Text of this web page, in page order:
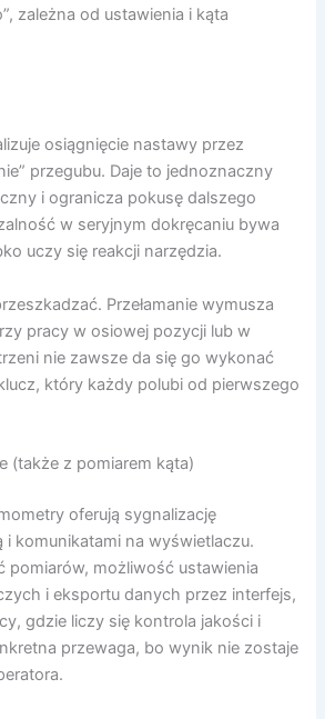
zależna od ustawienia i kąta
osiągnięcie nastawy przez
przegubu. Daje to jednoznaczny
i ogranicza pokusę dalszego
w seryjnym dokręcaniu bywa
uczy się reakcji narzędzia.
Przełamanie wymusza
pracy w osiowej pozycji lub w
nie zawsze da się go wykonać
który każdy polubi od pierwszego
(także z pomiarem kąta)
oferują sygnalizację
i komunikatami na wyświetlaczu.
pomiarów, możliwość ustawienia
i eksportu danych przez interfejs,
gdzie liczy się kontrola jakości i
przewaga, bo wynik nie zostaje